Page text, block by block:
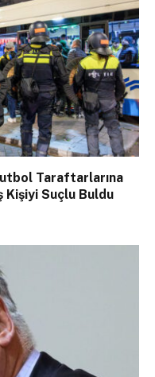
Taraftarlarına
Kişiyi Suçlu Buldu